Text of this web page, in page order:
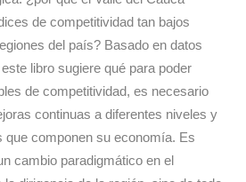
de competitividad tan bajos
del país? Basado en datos
libro sugiere qué para poder
de competitividad, es necesario
continuas a diferentes niveles y
componen su economía. Es
cambio paradigmático en el